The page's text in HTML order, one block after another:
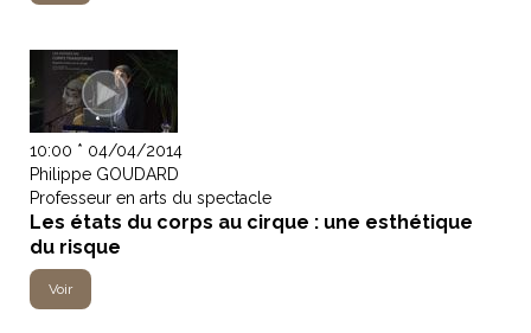
10:00 * 04/04/2014
Philippe GOUDARD
Professeur en arts du spectacle
Les états du corps au cirque : une esthétique
du risque
Voir